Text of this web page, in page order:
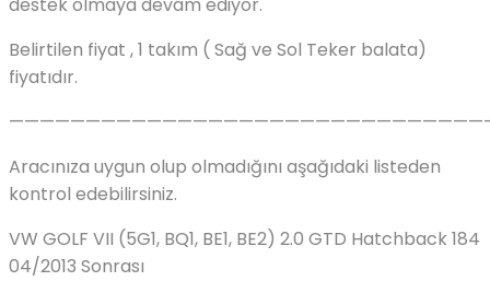
destek olmaya devam ediyor.
Belirtilen fiyat , 1 takım ( Sağ ve Sol Teker balata)
fiyatıdır.
Aracınıza uygun olup olmadığını aşağıdaki listeden
kontrol edebilirsiniz.
VW GOLF VII (5G1, BQ1, BE1, BE2) 2.0 GTD Hatchback 184
04/2013 Sonrası